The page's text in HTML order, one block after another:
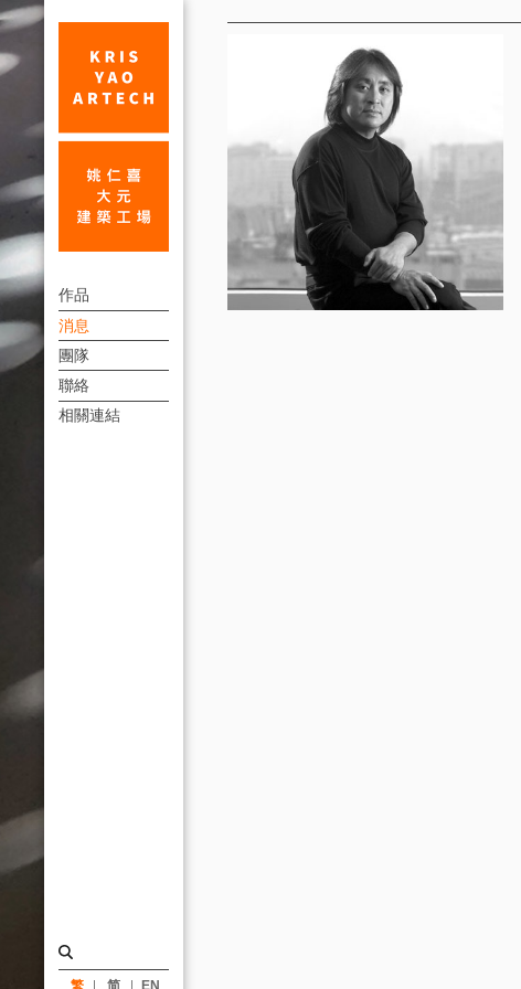
灣
內
政
部
社
上
方
連
結
選
單
作品
消息
團隊
聯絡
相關連結
繁 简 EN